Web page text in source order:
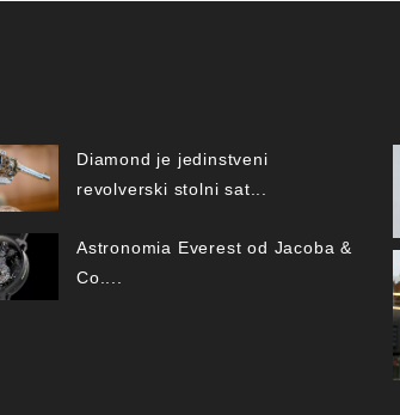
Diamond je jedinstveni
revolverski stolni sat...
Astronomia Everest od Jacoba &
Co....